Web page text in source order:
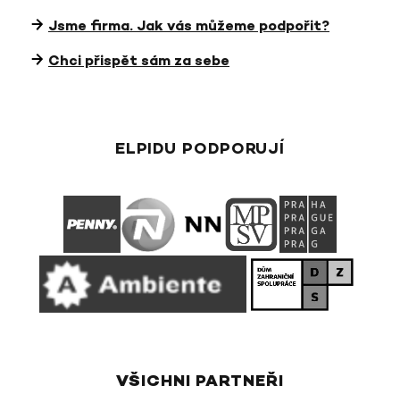
Jsme firma. Jak vás můžeme podpořit?
Chci přispět sám za sebe
ELPIDU PODPORUJÍ
VŠICHNI PARTNEŘI